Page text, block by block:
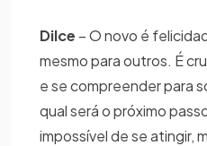
Dilce – O novo é
mesmo para outros. É
e se compreender para
qual será o próximo
impossível de se atingir,